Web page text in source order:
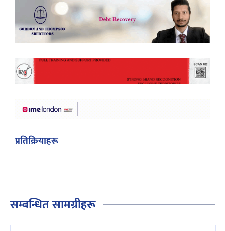
प्रतिक्रियाहरू
सम्बन्धित सामग्रीहरू